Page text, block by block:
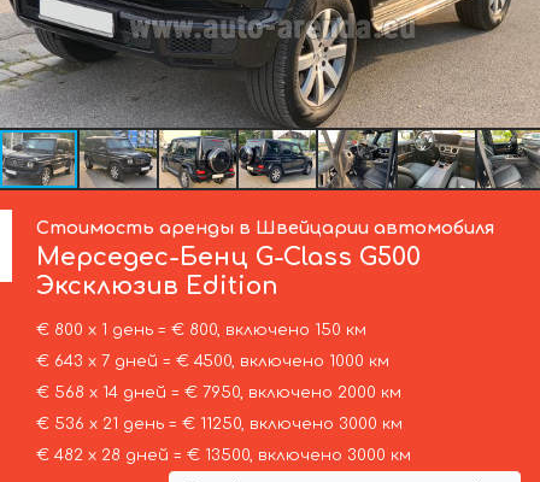
Стоимость аренды в Швейцарии автомобиля
Мерседес-Бенц G-Class G500
Эксклюзив Edition
€ 800 х 1 день = € 800, включено 150 км
€ 643 х 7 дней = € 4500, включено 1000 км
€ 568 х 14 дней = € 7950, включено 2000 км
€ 536 х 21 день = € 11250, включено 3000 км
€ 482 х 28 дней = € 13500, включено 3000 км